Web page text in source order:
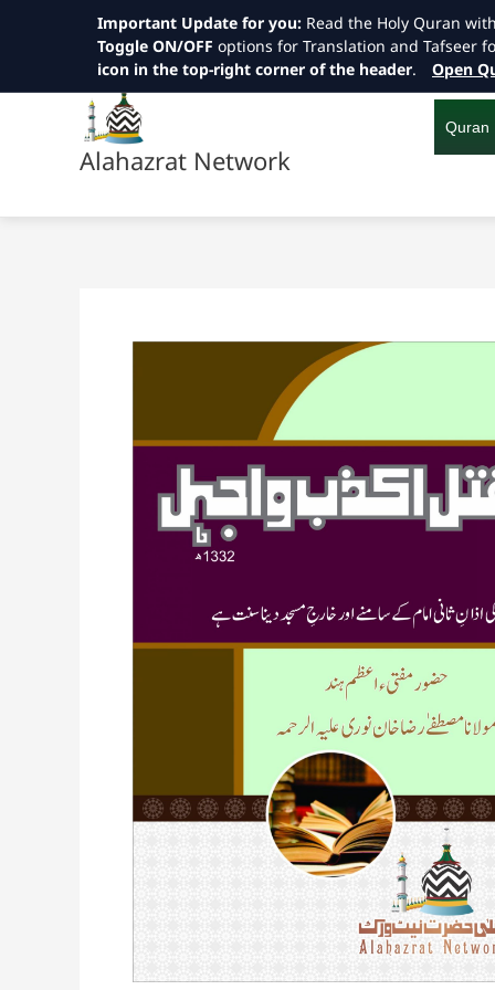
to
Alahazrat Network
Quran
Important Update for you: Read the Holy Quran with
Toggle ON/OFF options for Translation and Tafseer
icon in the top-right corner of the header. Open